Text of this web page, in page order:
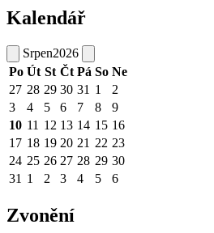
Kalendář
Srpen2026
Po Út St Čt Pá So Ne
27 28 29 30 31 1
2
3
4 5 6 7 8
9
10 11 12 13 14 15 16
17 18 19 20 21 22 23
24 25 26 27 28 29 30
31 1 2 3 4 5 6
Zvonění